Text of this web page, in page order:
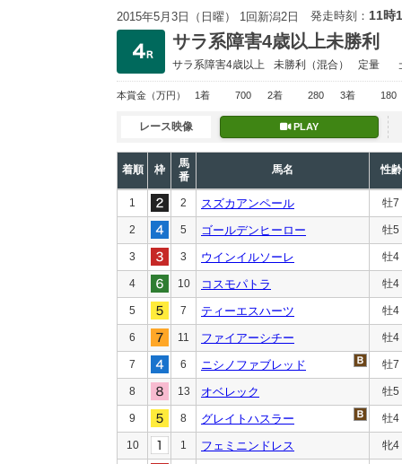
2015年5月3日（日曜） 1回新潟2日 発走時刻： 11時
サラ系障害4歳以上未勝利
サラ系障害4歳以上 未勝利 （混合） 定量
本賞金 （万円） 1着 700 2着 280 3着 180
レース映像 PLAY
着順 枠
馬
番
馬名 性齢
1 2 スズカアンペール 牡7
2 5 ゴールデンヒーロー 牡5
3 3 ウインイルソーレ 牡4
4 10 コスモパトラ 牡4
5 7 ティーエスハーツ 牡4
6 11 ファイアーシチー 牡4
7 6 ニシノファブレッド 牡7
8 13 オベレック 牡5
9 8 グレイトハスラー 牡4
10 1 フェミニンドレス 牝4